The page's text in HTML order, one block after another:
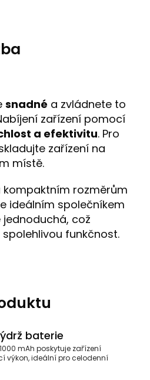
snadné a zvládnete to
zařízení pomocí
a efektivitu. Pro
zařízení na
místě.
kompaktním rozměrům
ideálním společníkem
jednoduchá, což
funkčnost.
baterie
mAh poskytuje zařízení
výkon, ideální pro celodenní